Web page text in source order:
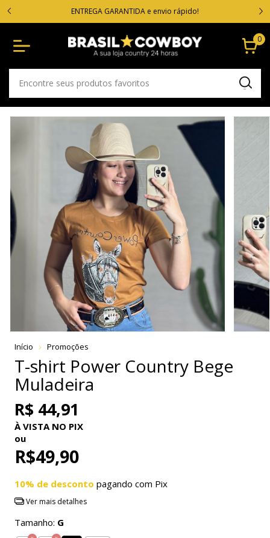
ENTREGA GARANTIDA e envio rápido!
0
Início Promoções
T-shirt Power Country Bege
Muladeira
R$ 44,91
À VISTA NO PIX
ou
R$49,90
10% de desconto pagando com Pix
Ver mais detalhes
Tamanho: G